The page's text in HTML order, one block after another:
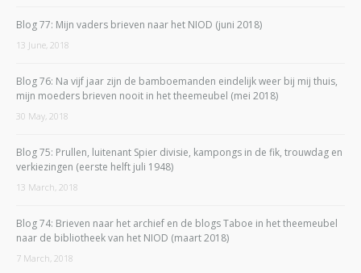
Blog 77: Mijn vaders brieven naar het NIOD (juni 2018)
13 June, 2018
Blog 76: Na vijf jaar zijn de bamboemanden eindelijk weer bij mij thuis,
mijn moeders brieven nooit in het theemeubel (mei 2018)
30 May, 2018
Blog 75: Prullen, luitenant Spier divisie, kampongs in de fik, trouwdag en
verkiezingen (eerste helft juli 1948)
13 March, 2018
Blog 74: Brieven naar het archief en de blogs Taboe in het theemeubel
naar de bibliotheek van het NIOD (maart 2018)
7 March, 2018